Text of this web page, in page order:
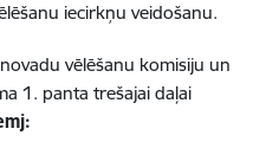
iecirkņu veidošanu.
vēlēšanu komisiju un
1. panta trešajai daļai